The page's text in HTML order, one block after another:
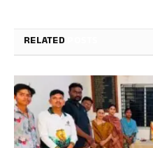
RELATED